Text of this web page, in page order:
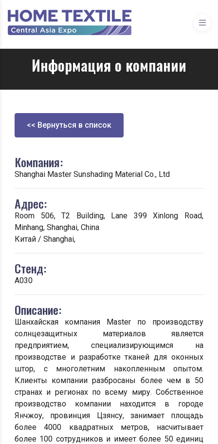
Информация о компании
<< Вернуться в список
Компания:
Shanghai Master Sunshading Material Co., Ltd
Адрес:
Room 506, T2 Building, Lane 399 Xinlong Road,
Minhang, Shanghai, China
Китай / Shanghai,
Стенд:
A030
Описание:
Шанхайская компания Master по производству
солнцезащитных материалов является
предприятием, специализирующимся на
производстве и разработке тканей для оконных
штор, с многолетним накопленным опытом.
Клиенты компании разбросаны более чем в 50
странах и регионах по всему миру. Собственное
производство компании находится в городе
Янчжоу, провинция Цзянсу, занимает площадь
более 4000 квадратных метров, насчитывает
более 100 сотрудников и имеет более 50 единиц